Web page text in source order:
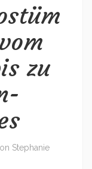
zu
Stephanie